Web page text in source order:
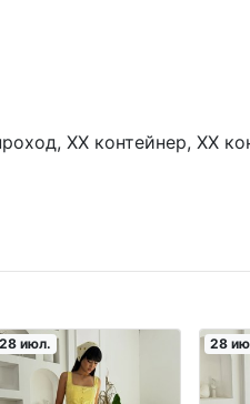
XX контейнер, XX
28 июл. 28